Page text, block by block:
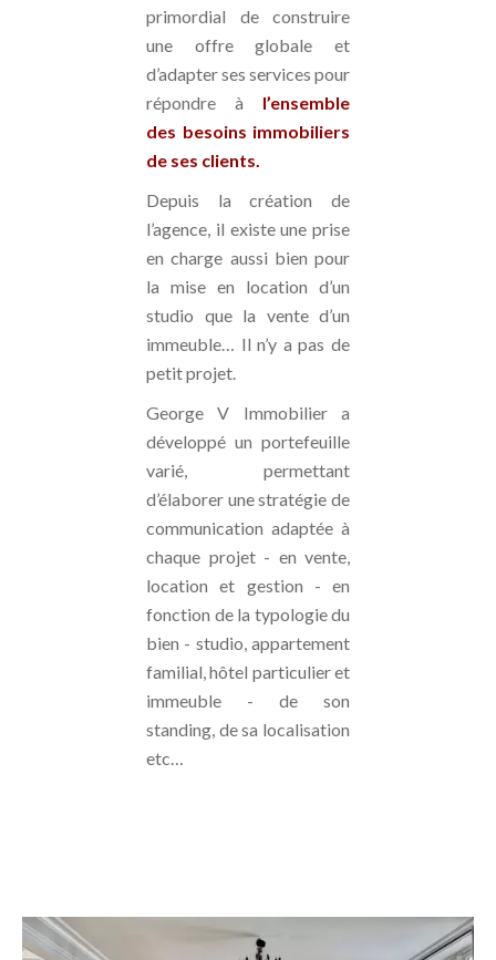
primordial de construire
une offre globale et
d’adapter ses services pour
répondre à l’ensemble
des besoins immobiliers
de ses clients.
Depuis la création de
l’agence, il existe une prise
en charge aussi bien pour
la mise en location d’un
studio que la vente d’un
immeuble… Il n’y a pas de
petit projet.
George V Immobilier a
développé un portefeuille
varié, permettant
d’élaborer une stratégie de
communication adaptée à
chaque projet - en vente,
location et gestion - en
fonction de la typologie du
bien - studio, appartement
familial, hôtel particulier et
immeuble - de son
standing, de sa localisation
etc…